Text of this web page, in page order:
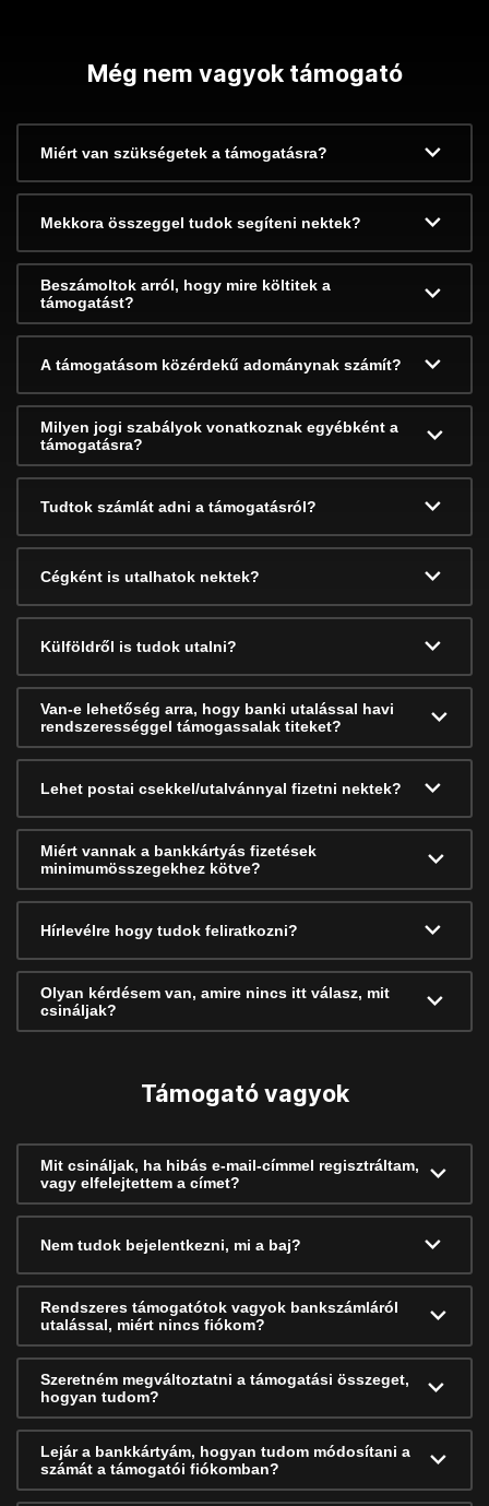
Még nem vagyok támogató
Miért van szükségetek a támogatásra?
Mekkora összeggel tudok segíteni nektek?
Beszámoltok arról, hogy mire költitek a
támogatást?
A támogatásom közérdekű adománynak számít?
Milyen jogi szabályok vonatkoznak egyébként a
támogatásra?
Tudtok számlát adni a támogatásról?
Cégként is utalhatok nektek?
Külföldről is tudok utalni?
Van-e lehetőség arra, hogy banki utalással havi
rendszerességgel támogassalak titeket?
Lehet postai csekkel/utalvánnyal fizetni nektek?
Miért vannak a bankkártyás fizetések
minimumösszegekhez kötve?
Hírlevélre hogy tudok feliratkozni?
Olyan kérdésem van, amire nincs itt válasz, mit
csináljak?
Támogató vagyok
Mit csináljak, ha hibás e-mail-címmel regisztráltam,
vagy elfelejtettem a címet?
Nem tudok bejelentkezni, mi a baj?
Rendszeres támogatótok vagyok bankszámláról
utalással, miért nincs fiókom?
Szeretném megváltoztatni a támogatási összeget,
hogyan tudom?
Lejár a bankkártyám, hogyan tudom módosítani a
számát a támogatói fiókomban?